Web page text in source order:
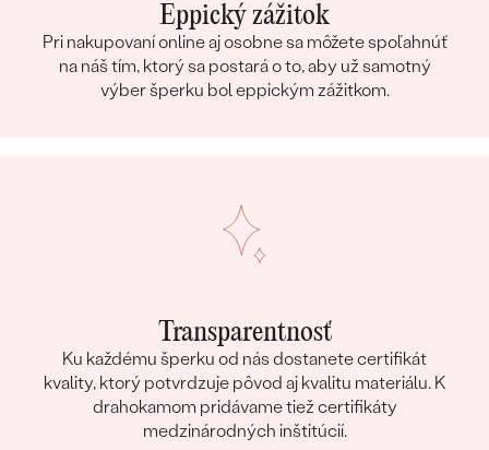
Eppický zážitok
Pri nakupovaní online aj osobne sa môžete spoľahnúť
na náš tím, ktorý sa postará o to, aby už samotný
výber šperku bol eppickým zážitkom.
Transparentnosť
Ku každému šperku od nás dostanete certifikát
kvality, ktorý potvrdzuje pôvod aj kvalitu materiálu. K
drahokamom pridávame tiež certifikáty
medzinárodných inštitúcií.